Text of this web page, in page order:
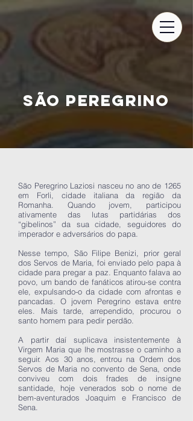
SÃO PEREGRINO
São Peregrino Laziosi nasceu no ano de 1265
em Forli, cidade italiana da região da
Romanha. Quando jovem, participou
ativamente das lutas partidárias dos
“gibelinos” da sua cidade, seguidores do
imperador e adversários do papa.
Nesse tempo, São Filipe Benizi, prior geral
dos Servos de Maria, foi enviado pelo papa à
cidade para pregar a paz. Enquanto falava ao
povo, um bando de fanáticos atirou-se contra
ele, expulsando-o da cidade com afrontas e
pancadas. O jovem Peregrino estava entre
eles. Mais tarde, arrependido, procurou o
santo homem para pedir perdão.
A partir daí suplicava insistentemente à
Virgem Maria que lhe mostrasse o caminho a
seguir. Aos 30 anos, entrou na Ordem dos
Servos de Maria no convento de Sena, onde
conviveu com dois frades de insigne
santidade, hoje venerados sob o nome de
bem-aventurados Joaquim e Francisco de
Sena.